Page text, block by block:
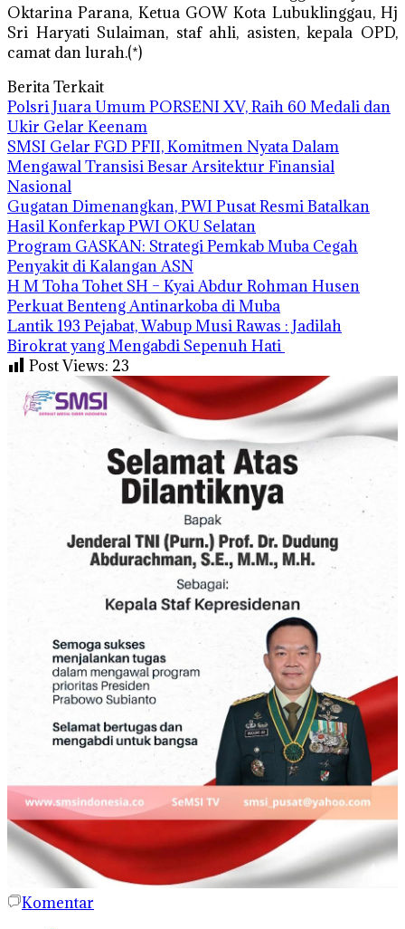
Oktarina Parana, Ketua GOW Kota Lubuklinggau, Hj
Sri Haryati Sulaiman, staf ahli, asisten, kepala OPD,
camat dan lurah.(*)
Berita Terkait
Polsri Juara Umum PORSENI XV, Raih 60 Medali dan
Ukir Gelar Keenam
SMSI Gelar FGD PFII, Komitmen Nyata Dalam
Mengawal Transisi Besar Arsitektur Finansial
Nasional
Gugatan Dimenangkan, PWI Pusat Resmi Batalkan
Hasil Konferkap PWI OKU Selatan
Program GASKAN: Strategi Pemkab Muba Cegah
Penyakit di Kalangan ASN
H M Toha Tohet SH – Kyai Abdur Rohman Husen
Perkuat Benteng Antinarkoba di Muba
‎Lantik 193 Pejabat, Wabup Musi Rawas : Jadilah
Birokrat yang Mengabdi Sepenuh Hati
Post Views: 23
Komentar